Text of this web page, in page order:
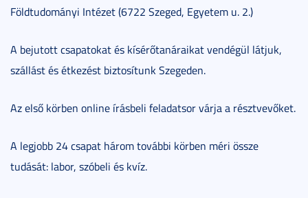
Földtudományi Intézet (6722 Szeged, Egyetem u. 2.)
A bejutott csapatokat és kísérőtanáraikat vendégül látjuk,
szállást és étkezést biztosítunk Szegeden.
Az első körben online írásbeli feladatsor várja a résztvevőket.
A legjobb 24 csapat három további körben méri össze
tudását: labor, szóbeli és kvíz.